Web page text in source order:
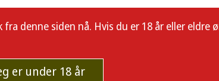
denne siden nå. Hvis du er 18 år eller eldre
er under 18 år